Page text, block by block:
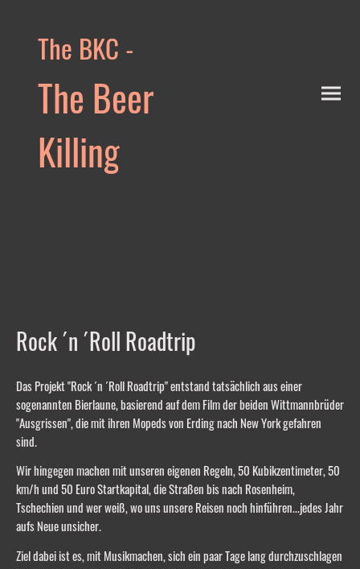
The BKC -
The Beer
Killing
Rock ´n ´Roll Roadtrip
Das Projekt "Rock ´n ´Roll Roadtrip" entstand tatsächlich aus einer
sogenannten Bierlaune, basierend auf dem Film der beiden Wittmannbrüder
"Ausgrissen", die mit ihren Mopeds von Erding nach New York gefahren
sind.
Wir hingegen machen mit unseren eigenen Regeln, 50 Kubikzentimeter, 50
km/h und 50 Euro Startkapital, die Straßen bis nach Rosenheim,
Tschechien und wer weiß, wo uns unsere Reisen noch hinführen...jedes Jahr
aufs Neue unsicher.
Ziel dabei ist es, mit Musikmachen, sich ein paar Tage lang durchzuschlagen